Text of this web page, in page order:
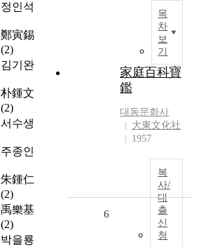
정인석
鄭寅錫
(2)
김기완
朴鍾文
(2)
서수생
주종인
朱鍾仁
(2)
禹樂基
(2)
박을룡
목
차
보
기
家庭百科寶
鑑
대동문화사
大東文化社
1957
복
사/
대
출
신
청
6